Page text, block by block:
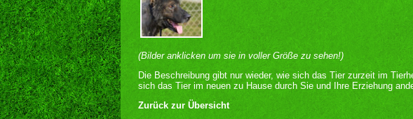
(Bilder anklicken um sie in voller Größe zu sehen!)
Die Beschreibung gibt nur wieder, wie sich das Tier zurzeit im
sich das Tier im neuen zu Hause durch Sie und Ihre Erziehung
Zurück zur Übersicht